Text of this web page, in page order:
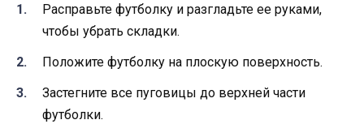
Расправьте футболку и разгладьте ее руками,
чтобы убрать складки.
Положите футболку на плоскую поверхность.
Застегните все пуговицы до верхней части
футболки.